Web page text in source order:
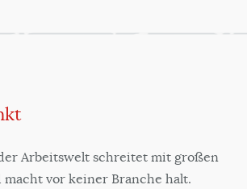
Arbeitswelt schreitet mit großen
vor keiner Branche halt.